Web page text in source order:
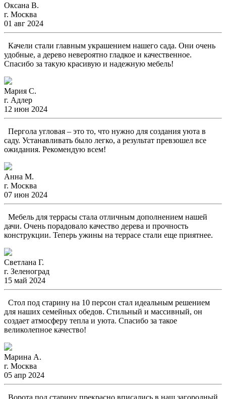
Оксана В.
г. Москва
01 авг 2024
Качели стали главным украшением нашего сада. Они очень
удобные, а дерево невероятно гладкое и качественное.
Спасибо за такую красивую и надежную мебель!
Мария С.
г. Адлер
12 июн 2024
Пергола угловая – это то, что нужно для создания уюта в
саду. Устанавливать было легко, а результат превзошел все
ожидания. Рекомендую всем!
Анна М.
г. Москва
07 июн 2024
Мебель для террасы стала отличным дополнением нашей
дачи. Очень порадовало качество дерева и прочность
конструкции. Теперь ужины на террасе стали еще приятнее.
Светлана Г.
г. Зеленоград
15 май 2024
Стол под старину на 10 персон стал идеальным решением
для наших семейных обедов. Стильный и массивный, он
создает атмосферу тепла и уюта. Спасибо за такое
великолепное качество!
Марина А.
г. Москва
05 апр 2024
Ворота под старину прекрасно вписались в наш загородный